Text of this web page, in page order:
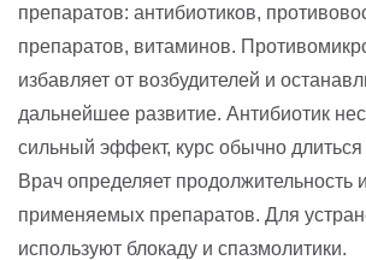
препаратов: антибиотиков,
препаратов, витаминов.
избавляет от возбудителей и
дальнейшее развитие. Антибиотик
сильный эффект, курс обычно
Врач определяет продолжительность
применяемых препаратов. Для
используют блокаду и спазмолитики.